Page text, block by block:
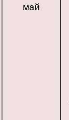
май